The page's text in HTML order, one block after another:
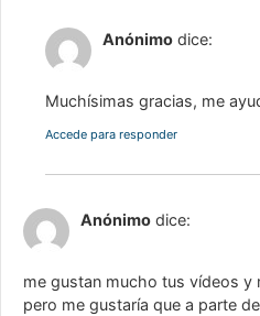
Anónimo dice:
Muchísimas gracias, me
Accede para responder
Anónimo dice:
me gustan mucho tus vídeos y
pero me gustaría que a parte